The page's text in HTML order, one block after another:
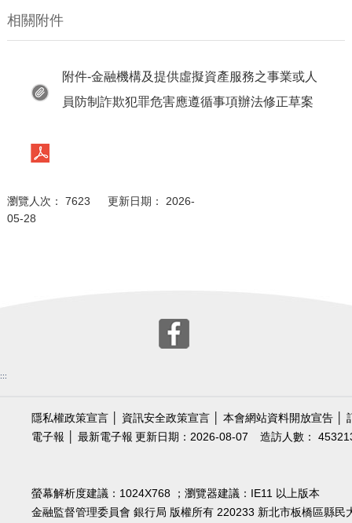
相關附件
附件-金融機構及提供虛擬資產服務之事業或人
員防制詐欺犯罪危害應遵循事項辦法修正草案
瀏覽人次： 7623 更新日期： 2026-
05-28
:::
隱私權政策宣言 資訊安全政策宣言 本會網站資料開放宣告
電子報
最新電子報 造訪人數：
更新日期：2026-08-07
螢幕解析度建議：1024X768 ；瀏覽器建議：IE11 以上版本
金融監督管理委員會 銀行局 版權所有 220233 新北市板橋區縣民